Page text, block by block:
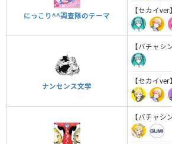
にっこり^^調査隊のテーマ
【セカイver】
ナンセンス文学
【バチャシ
【セカイver】
【バチャシ